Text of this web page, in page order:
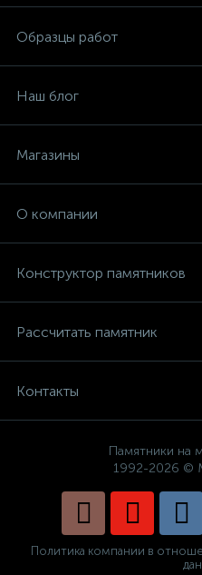
Образцы работ
Наш блог
Магазины
О компании
Конструктор памятников
Рассчитать памятник
Контакты
Памятники на
1992-2026 ©
Политика компании в